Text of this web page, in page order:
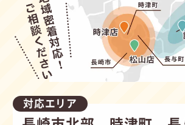
対応エリア